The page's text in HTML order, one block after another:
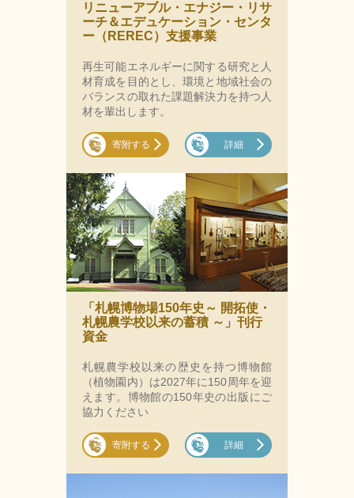
リニューアブル・エナジー・リサ
ーチ＆エデュケーション・センタ
ー（REREC）支援事業
再生可能エネルギーに関する研究と人
材育成を目的とし、環境と地域社会の
バランスの取れた課題解決力を持つ人
材を輩出します。
寄附する 詳細
「札幌博物場150年史～ 開拓使・
札幌農学校以来の蓄積 ～」刊行
資金
札幌農学校以来の歴史を持つ博物館
（植物園内）は2027年に150周年を迎
えます。博物館の150年史の出版にご
協力ください
寄附する 詳細